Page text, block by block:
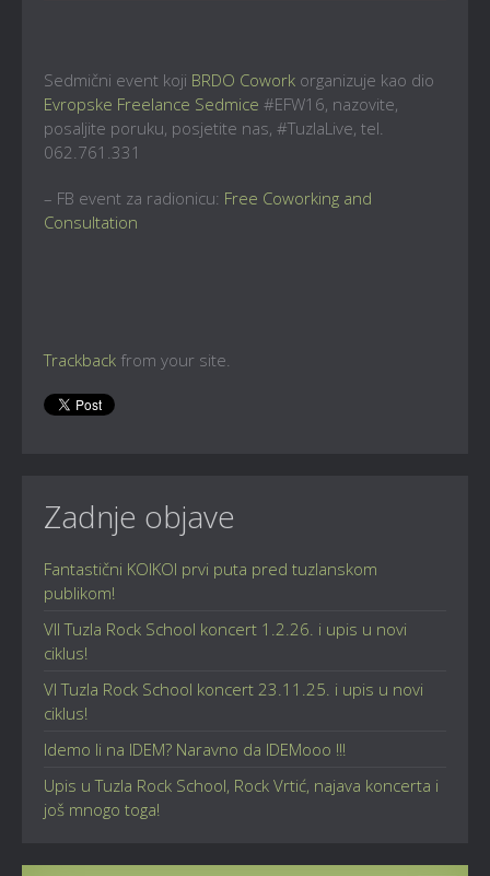
Sedmični event koji BRDO Cowork organizuje kao dio
Evropske Freelance Sedmice #EFW16, nazovite,
posaljite poruku, posjetite nas, #TuzlaLive, tel.
062.761.331
– FB event za radionicu: Free Coworking and
Consultation
Trackback from your site.
Zadnje objave
Fantastični KOIKOI prvi puta pred tuzlanskom
publikom!
VII Tuzla Rock School koncert 1.2.26. i upis u novi
ciklus!
VI Tuzla Rock School koncert 23.11.25. i upis u novi
ciklus!
Idemo li na IDEM? Naravno da IDEMooo !!!
Upis u Tuzla Rock School, Rock Vrtić, najava koncerta i
još mnogo toga!